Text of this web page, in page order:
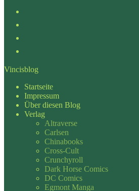
Vincisblog
Startseite
Impressum
Über diesen Blog
Verlag
Altraverse
Carlsen
Chinabooks
Cross-Cult
Crunchyroll
Dark Horse Comics
DC Comics
Egmont Manga